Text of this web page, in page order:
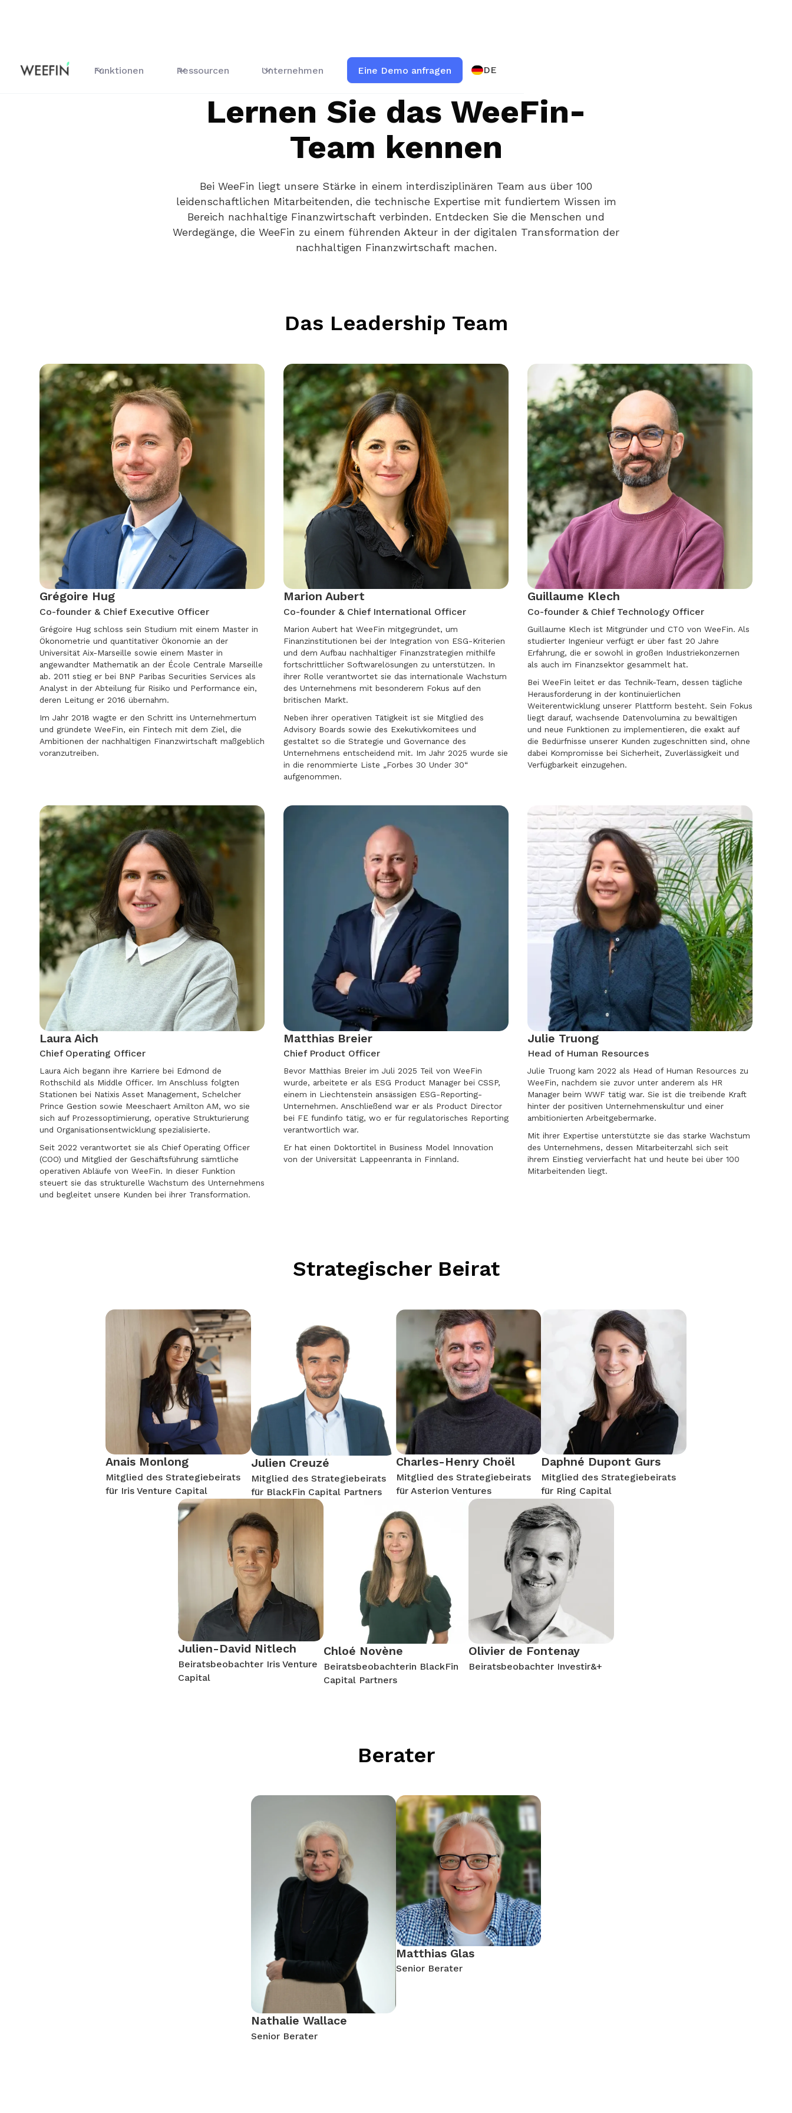
Funktionen Ressourcen Unternehmen Eine Demo anfragen DE
Lernen Sie das WeeFin-
Team kennen
Bei WeeFin liegt unsere Stärke in einem interdisziplinären Team aus über 100
leidenschaftlichen Mitarbeitenden, die technische Expertise mit fundiertem Wissen im
Bereich nachhaltige Finanzwirtschaft verbinden. Entdecken Sie die Menschen und
Werdegänge, die WeeFin zu einem führenden Akteur in der digitalen Transformation der
nachhaltigen Finanzwirtschaft machen.
Das Leadership Team
Grégoire Hug
Co-founder & Chief Executive Officer
Grégoire Hug schloss sein Studium mit einem Master in
Ökonometrie und quantitativer Ökonomie an der
Universität Aix-Marseille sowie einem Master in
angewandter Mathematik an der École Centrale Marseille
ab. 2011 stieg er bei BNP Paribas Securities Services als
Analyst in der Abteilung für Risiko und Performance ein,
deren Leitung er 2016 übernahm.
Im Jahr 2018 wagte er den Schritt ins Unternehmertum
und gründete WeeFin, ein Fintech mit dem Ziel, die
Ambitionen der nachhaltigen Finanzwirtschaft maßgeblich
voranzutreiben.
Marion Aubert
Co-founder & Chief International Officer
Marion Aubert hat WeeFin mitgegründet, um
Finanzinstitutionen bei der Integration von ESG-Kriterien
und dem Aufbau nachhaltiger Finanzstrategien mithilfe
fortschrittlicher Softwarelösungen zu unterstützen. In
ihrer Rolle verantwortet sie das internationale Wachstum
des Unternehmens mit besonderem Fokus auf den
britischen Markt.
Neben ihrer operativen Tätigkeit ist sie Mitglied des
Advisory Boards sowie des Exekutivkomitees und
gestaltet so die Strategie und Governance des
Unternehmens entscheidend mit. Im Jahr 2025 wurde sie
in die renommierte Liste „Forbes 30 Under 30“
aufgenommen.
Guillaume Klech
Co-founder & Chief Technology Officer
Guillaume Klech ist Mitgründer und CTO von WeeFin. Als
studierter Ingenieur verfügt er über fast 20 Jahre
Erfahrung, die er sowohl in großen Industriekonzernen
als auch im Finanzsektor gesammelt hat.
Bei WeeFin leitet er das Technik-Team, dessen tägliche
Herausforderung in der kontinuierlichen
Weiterentwicklung unserer Plattform besteht. Sein Fokus
liegt darauf, wachsende Datenvolumina zu bewältigen
und neue Funktionen zu implementieren, die exakt auf
die Bedürfnisse unserer Kunden zugeschnitten sind, ohne
dabei Kompromisse bei Sicherheit, Zuverlässigkeit und
Verfügbarkeit einzugehen.
Laura Aich
Chief Operating Officer
Laura Aich begann ihre Karriere bei Edmond de
Rothschild als Middle Officer. Im Anschluss folgten
Stationen bei Natixis Asset Management, Schelcher
Prince Gestion sowie Meeschaert Amilton AM, wo sie
sich auf Prozessoptimierung, operative Strukturierung
und Organisationsentwicklung spezialisierte.
Seit 2022 verantwortet sie als Chief Operating Officer
(COO) und Mitglied der Geschäftsführung sämtliche
operativen Abläufe von WeeFin. In dieser Funktion
steuert sie das strukturelle Wachstum des Unternehmens
und begleitet unsere Kunden bei ihrer Transformation.
Matthias Breier
Chief Product Officer
Bevor Matthias Breier im Juli 2025 Teil von WeeFin
wurde, arbeitete er als ESG Product Manager bei CSSP,
einem in Liechtenstein ansässigen ESG-Reporting-
Unternehmen. Anschließend war er als Product Director
bei FE fundinfo tätig, wo er für regulatorisches Reporting
verantwortlich war.
Er hat einen Doktortitel in Business Model Innovation
von der Universität Lappeenranta in Finnland.
Julie Truong
Head of Human Resources
Julie Truong kam 2022 als Head of Human Resources zu
WeeFin, nachdem sie zuvor unter anderem als HR
Manager beim WWF tätig war. Sie ist die treibende Kraft
hinter der positiven Unternehmenskultur und einer
ambitionierten Arbeitgebermarke.
Mit ihrer Expertise unterstützte sie das starke Wachstum
des Unternehmens, dessen Mitarbeiterzahl sich seit
ihrem Einstieg vervierfacht hat und heute bei über 100
Mitarbeitenden liegt.
Strategischer Beirat
Anais Monlong
Mitglied des Strategiebeirats
für Iris Venture Capital
Julien Creuzé
Mitglied des Strategiebeirats
für BlackFin Capital Partners
Charles-Henry Choël
Mitglied des Strategiebeirats
für Asterion Ventures
Daphné Dupont Gurs
Mitglied des Strategiebeirats
für Ring Capital
Julien-David Nitlech
Beiratsbeobachter Iris Venture
Capital
Chloé Novène
Beiratsbeobachterin BlackFin
Capital Partners
Olivier de Fontenay
Beiratsbeobachter Investir&+
Berater
Nathalie Wallace
Senior Berater
Matthias Glas
Senior Berater